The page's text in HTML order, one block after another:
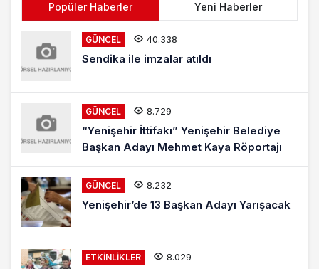
Popüler Haberler Yeni Haberler
GÜNCEL 40.338
Sendika ile imzalar atıldı
GÜNCEL 8.729
“Yenişehir İttifakı” Yenişehir Belediye
Başkan Adayı Mehmet Kaya Röportajı
GÜNCEL 8.232
Yenişehir’de 13 Başkan Adayı Yarışacak
ETKINLIKLER 8.029